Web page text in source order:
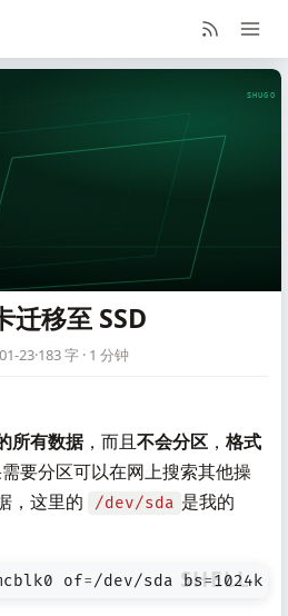
SHUGO
迁移至 SSD
23·183 字 · 1 分钟
所有数据，而且不会分区 ， 格式
需要分区可以在网上搜索其他操
，这里的
/dev/sda 是我的
SHELL
of=/dev/sda bs=1024k